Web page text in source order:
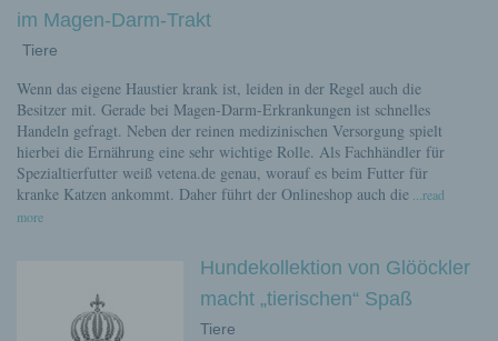
im Magen-Darm-Trakt
Tiere
Wenn das eigene Haustier krank ist, leiden in der Regel auch die
Besitzer mit. Gerade bei Magen-Darm-Erkrankungen ist schnelles
Handeln gefragt. Neben der reinen medizinischen Versorgung spielt
hierbei die Ernährung eine sehr wichtige Rolle. Als Fachhändler für
Spezialtierfutter weiß vetena.de genau, worauf es beim Futter für
kranke Katzen ankommt. Daher führt der Onlineshop auch die ...read
more
Hundekollektion von Glööckler
macht „tierischen“ Spaß
Tiere